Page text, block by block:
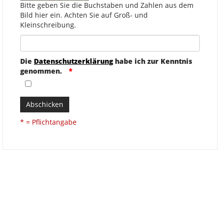
Bitte geben Sie die Buchstaben und Zahlen aus dem
Bild hier ein. Achten Sie auf Groß- und
Kleinschreibung.
Die Datenschutzerklärunghabe ich zur Kenntnis
genommen.
Abschicken
* = Pflichtangabe